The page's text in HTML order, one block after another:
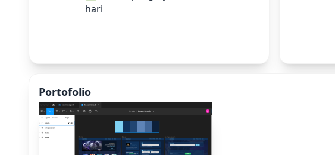
hari
Portofolio